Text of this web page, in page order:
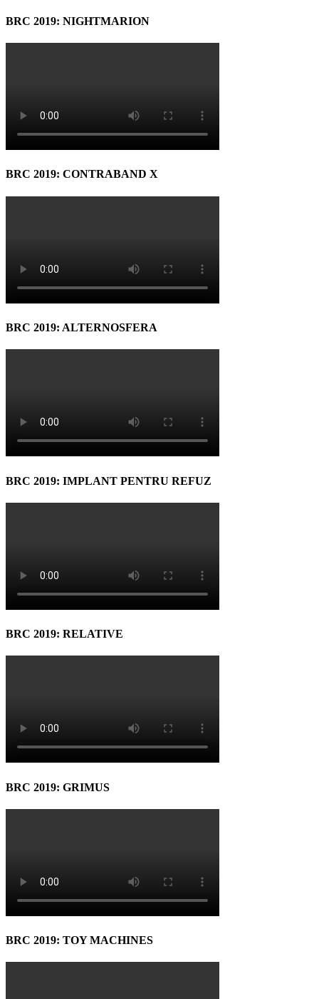
BRC 2019: NIGHTMARION
BRC 2019: CONTRABAND X
BRC 2019: ALTERNOSFERA
BRC 2019: IMPLANT PENTRU REFUZ
BRC 2019: RELATIVE
BRC 2019: GRIMUS
BRC 2019: TOY MACHINES